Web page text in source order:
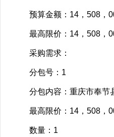
预算金额：14，508，
最高限价：14，508，
采购需求：
分包号：1
分包内容：重庆市奉节县
最高限价：14，508，
数量：1